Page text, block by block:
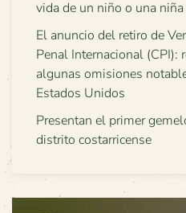
vida de un niño o una
El anuncio del retiro de
Penal Internacional (CPI):
algunas omisiones
Estados Unidos
Presentan el primer
distrito costarricense